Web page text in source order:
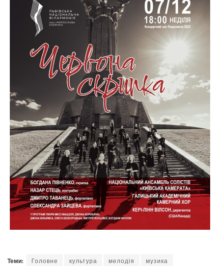
Теми: Головне культура мелодія музика